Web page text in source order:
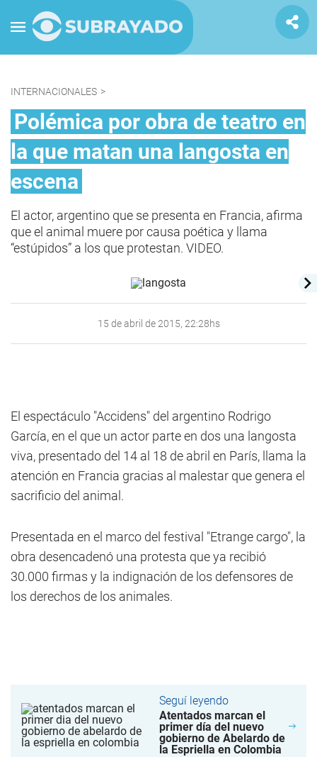
INTERNACIONALES >
Polémica por obra de teatro en
la que matan una langosta en
escena
El actor, argentino que se presenta en Francia, afirma
que el animal muere por causa poética y llama
“estúpidos” a los que protestan. VIDEO.
15 de abril de 2015, 22:28hs
El espectáculo "Accidens" del argentino Rodrigo
García, en el que un actor parte en dos una langosta
viva, presentado del 14 al 18 de abril en París, llama la
atención en Francia gracias al malestar que genera el
sacrificio del animal.
Presentada en el marco del festival "Etrange cargo", la
obra desencadenó una protesta que ya recibió
30.000 firmas y la indignación de los defensores de
los derechos de los animales.
Seguí leyendo
Atentados marcan el
primer día del nuevo
gobierno de Abelardo de
la Espriella en Colombia